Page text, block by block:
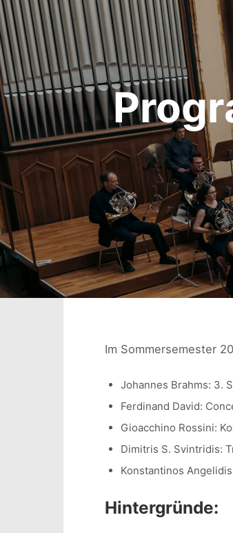
Im Sommersemester
Johannes Brahms: 3.
Ferdinand David:
Gioacchino Rossini:
Dimitris S. Svintridis:
Konstantinos
Hintergründe: